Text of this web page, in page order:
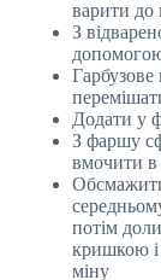
варити до
З
Додати у
З фаршу
вмочити
потім
кришкою і
міну